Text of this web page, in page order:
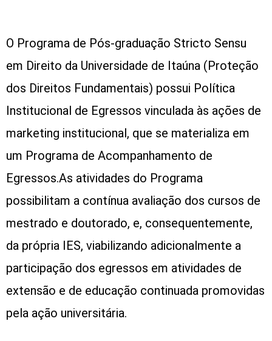
O Programa de Pós-graduação Stricto Sensu
em Direito da Universidade de Itaúna (Proteção
dos Direitos Fundamentais) possui Política
Institucional de Egressos vinculada às ações de
marketing institucional, que se materializa em
um Programa de Acompanhamento de
Egressos.As atividades do Programa
possibilitam a contínua avaliação dos cursos de
mestrado e doutorado, e, consequentemente,
da própria IES, viabilizando adicionalmente a
participação dos egressos em atividades de
extensão e de educação continuada promovidas
pela ação universitária.